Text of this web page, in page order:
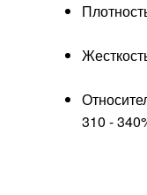
310 -